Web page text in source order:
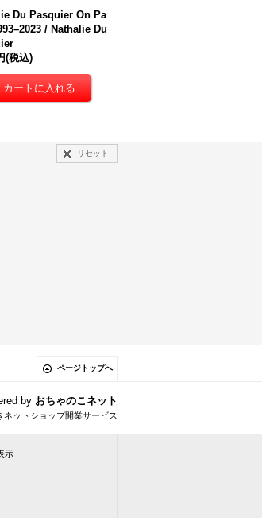
Du Pasquier On Pa
/ Nathalie Du
(税込)
リセット
ページトップへ
by おちゃのこネット
ットショップ開業サービス
示